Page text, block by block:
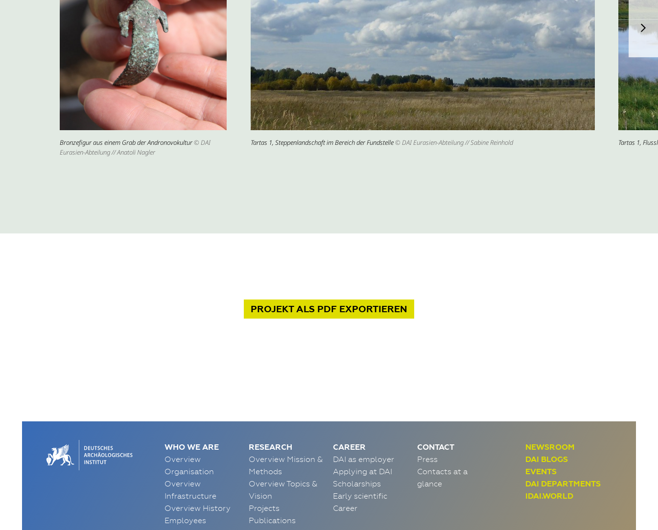
Bronzefigur aus einem Grab der Andronovokultur© DAI
Eurasien-Abteilung // Anatoli Nagler
Tartas 1, Steppenlandschaft im Bereich der Fundstelle© DAI Eurasien-Abteilung // Sabine Reinhold Tartas 1,
PROJEKTALS PDF EXPORTIEREN
NEWSROOM
DAI BLOGS
EVENTS
DAI DEPARTMENTS
IDAI.WORLD
WHO WE ARE
Overview
Organisation
Overview
Infrastructure
Overview History
Employees
RESEARCH
Overview Mission &
Methods
Overview Topics &
Vision
Projects
Publications
CAREER
DAI as employer
Applying at DAI
Scholarships
Early scientific
Career
CONTACT
Press
Contacts at a
glance